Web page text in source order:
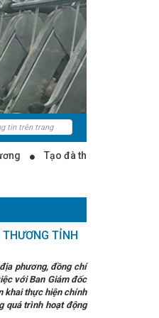
sản xuất công nghiệp Hà Tĩnh
lần thứ VI - năm 2025
108 sản phẩm CNNT tiêu biểu
ương 13 của Tổng Bí thư Tô
tại Hà Tĩnh, đầu tư 10.000 tỷ
Khai mạc Hội chợ Quốc tế
sản phẩm tại Hội chợ quốc tế
TỈNH
phương, đồng chí
với Ban Giám đốc
khai thực hiện chính
quá trình hoạt động